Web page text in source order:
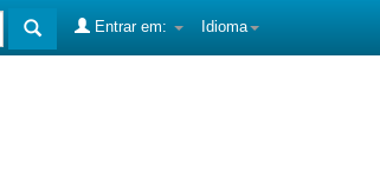
Idioma
Entrar em: